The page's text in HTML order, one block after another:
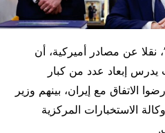
عن مصادر أميركية، أن
يدرس إبعاد عدد من كبار
الاتفاق مع إيران، بينهم وزير
الاستخبارات المركزية